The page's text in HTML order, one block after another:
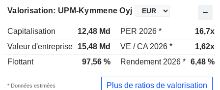
Valorisation: UPM-Kymmene Oyj
Capitalisation 12,48 Md PER 2026 *
16,7x
Valeur d'entreprise
15,48 Md VE / CA 2026 *
1,62x
Flottant
97,56 % Rendement 2026 * 6,48 %
* Données estimées Plus de ratios de valorisation